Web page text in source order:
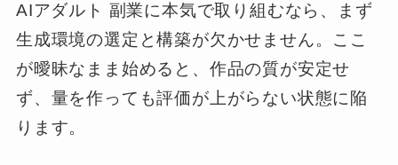
AIアダルト 副業に本気で取り組むなら、まず
生成環境の選定と構築が欠かせません。ここ
が曖昧なまま始めると、作品の質が安定せ
ず、量を作っても評価が上がらない状態に陥
ります。